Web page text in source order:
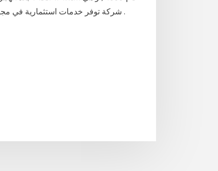
شركة توفر خدمات استثمارية في مجال تداول العملات الاجنبية ( الفوركس ), عقود الفروقات و السلع .